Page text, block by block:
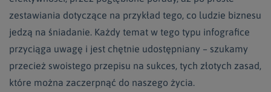
zestawiania dotyczące na przykład tego, co ludzie biznesu
jedzą na śniadanie. Każdy temat w tego typu infografice
przyciąga uwagę i jest chętnie udostępniany – szukamy
przecież swoistego przepisu na sukces, tych złotych zasad,
które można zaczerpnąć do naszego życia.